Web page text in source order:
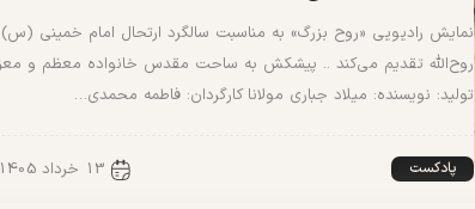
نمایش رادیویی «روح بزرگ» به مناسبت سالگرد ارتحال امام خمینی
روح‌الله تقدیم می‌کند .. پیشکش به ساحت مقدس خانواده معظم و
تولید: نویسنده: میلاد جباری مولانا کارگردان: فاطمه محمدی…
پادکست 13 خرداد 1405